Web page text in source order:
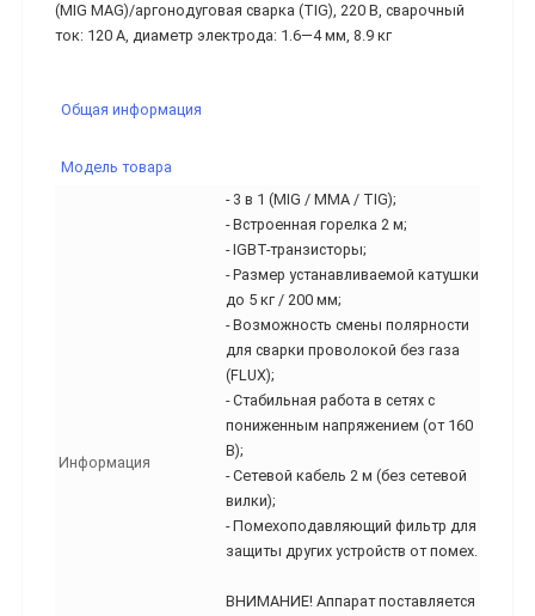
(MIG MAG)/аргонодуговая сварка (TIG), 220 В, сварочный
ток: 120 А, диаметр электрода: 1.6—4 мм, 8.9 кг
Общая информация
Модель товара
Информация
- 3 в 1 (MIG / MMA / TIG);
- Встроенная горелка 2 м;
- IGBT-транзисторы;
- Размер устанавливаемой катушки
до 5 кг / 200 мм;
- Возможность смены полярности
для сварки проволокой без газа
(FLUX);
- Стабильная работа в сетях с
пониженным напряжением (от 160
В);
- Сетевой кабель 2 м (без сетевой
вилки);
- Помехоподавляющий фильтр для
защиты других устройств от помех.
ВНИМАНИЕ! Аппарат поставляется